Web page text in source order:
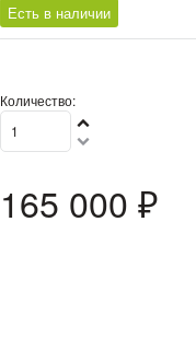
Есть в наличии
Количество:
165 000 ₽